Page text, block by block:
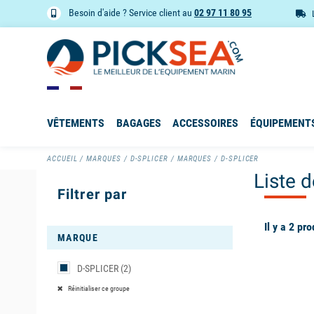
Besoin d'aide ? Service client au 02 97 11 80 95
VÊTEMENTS BAGAGES ACCESSOIRES
ACCUEIL MARQUES D-SPLICER MARQUES D-SPLICER
Filtrer par
MARQUE
D-SPLICER (2)
Réinitialiser ce groupe
Liste
Il y a 2